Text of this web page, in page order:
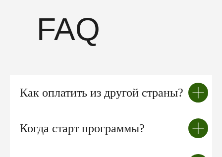
FAQ
Как оплатить из другой страны?
Когда старт программы?